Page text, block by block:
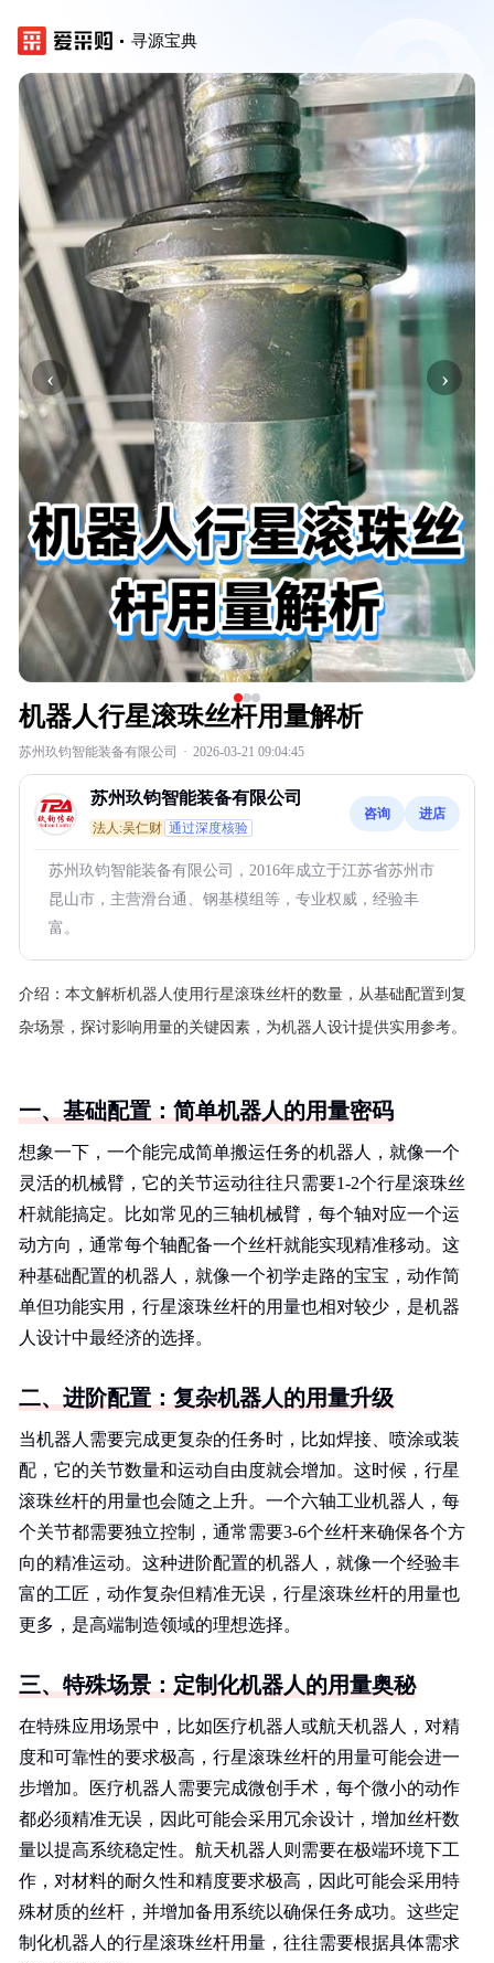
寻源宝典
‹ ›
机器人行星滚珠丝杆用量解析
苏州玖钧智能装备有限公司 · 2026-03-21 09:04:45
苏州玖钧智能装备有限公司
法人:吴仁财 通过深度核验
咨询 进店
苏州玖钧智能装备有限公司，2016年成立于江苏省苏州市
昆山市，主营滑台通、钢基模组等，专业权威，经验丰
富。
介绍： 本文解析机器人使用行星滚珠丝杆的数量，从基础配置到复
杂场景，探讨影响用量的关键因素，为机器人设计提供实用参考。
一、基础配置：简单机器人的用量密码
想象一下，一个能完成简单搬运任务的机器人，就像一个
灵活的机械臂，它的关节运动往往只需要1-2个行星滚珠丝
杆就能搞定。比如常见的三轴机械臂，每个轴对应一个运
动方向，通常每个轴配备一个丝杆就能实现精准移动。这
种基础配置的机器人，就像一个初学走路的宝宝，动作简
单但功能实用，行星滚珠丝杆的用量也相对较少，是机器
人设计中最经济的选择。
二、进阶配置：复杂机器人的用量升级
当机器人需要完成更复杂的任务时，比如焊接、喷涂或装
配，它的关节数量和运动自由度就会增加。这时候，行星
滚珠丝杆的用量也会随之上升。一个六轴工业机器人，每
个关节都需要独立控制，通常需要3-6个丝杆来确保各个方
向的精准运动。这种进阶配置的机器人，就像一个经验丰
富的工匠，动作复杂但精准无误，行星滚珠丝杆的用量也
更多，是高端制造领域的理想选择。
三、特殊场景：定制化机器人的用量奥秘
在特殊应用场景中，比如医疗机器人或航天机器人，对精
度和可靠性的要求极高，行星滚珠丝杆的用量可能会进一
步增加。医疗机器人需要完成微创手术，每个微小的动作
都必须精准无误，因此可能会采用冗余设计，增加丝杆数
量以提高系统稳定性。航天机器人则需要在极端环境下工
作，对材料的耐久性和精度要求极高，因此可能会采用特
殊材质的丝杆，并增加备用系统以确保任务成功。这些定
制化机器人的行星滚珠丝杆用量，往往需要根据具体需求